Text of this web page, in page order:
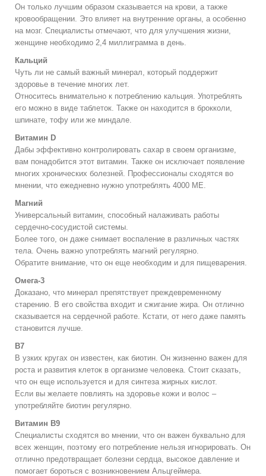
Он только лучшим образом сказывается на крови, а также
кровообращении. Это влияет на внутренние органы, а особенно
на мозг. Специалисты отмечают, что для улучшения жизни,
женщине необходимо 2,4 миллиграмма в день.
Кальций
Чуть ли не самый важный минерал, который поддержит
здоровье в течение многих лет.
Относитесь внимательно к потреблению кальция. Употреблять
его можно в виде таблеток. Также он находится в брокколи,
шпинате, тофу или же миндале.
Витамин D
Дабы эффективно контролировать сахар в своем организме,
вам понадобится этот витамин. Также он исключает появление
многих хронических болезней. Профессионалы сходятся во
мнении, что ежедневно нужно употреблять 4000 МЕ.
Магний
Универсальный витамин, способный налаживать работы
сердечно-сосудистой системы.
Более того, он даже снимает воспаление в различных частях
тела. Очень важно употреблять магний регулярно.
Обратите внимание, что он еще необходим и для пищеварения.
Омега-3
Доказано, что минерал препятствует преждевременному
старению. В его свойства входит и сжигание жира. Он отлично
сказывается на сердечной работе. Кстати, от него даже память
становится лучше.
В7
В узких кругах он известен, как биотин. Он жизненно важен для
роста и развития клеток в организме человека. Стоит сказать,
что он еще используется и для синтеза жирных кислот.
Если вы желаете повлиять на здоровье кожи и волос –
употребляйте биотин регулярно.
Витамин В9
Специалисты сходятся во мнении, что он важен буквально для
всех женщин, поэтому его потребление нельзя игнорировать. Он
отлично предотвращает болезни сердца, высокое давление и
помогает бороться с возникновением Альцгеймера.